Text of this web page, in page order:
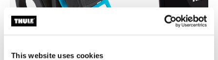
This website uses cookies